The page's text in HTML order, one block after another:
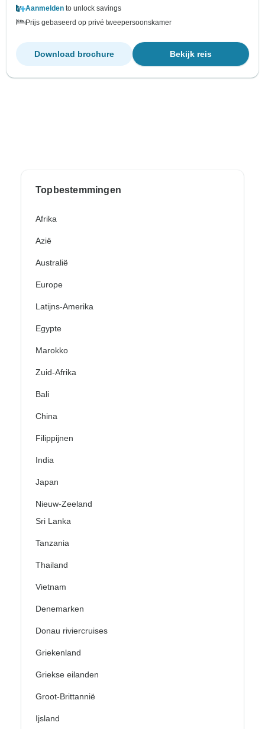
Aanmelden to unlock savings
Prijs gebaseerd op privé tweepersoonskamer
Bekijk reis
Download brochure
Topbestemmingen
Afrika
Azië
Australië
Europe
Latijns-Amerika
Egypte
Marokko
Zuid-Afrika
Bali
China
Filippijnen
India
Japan
Nieuw-Zeeland
Sri Lanka
Tanzania
Thailand
Vietnam
Denemarken
Donau riviercruises
Griekenland
Griekse eilanden
Groot-Brittannië
Ijsland